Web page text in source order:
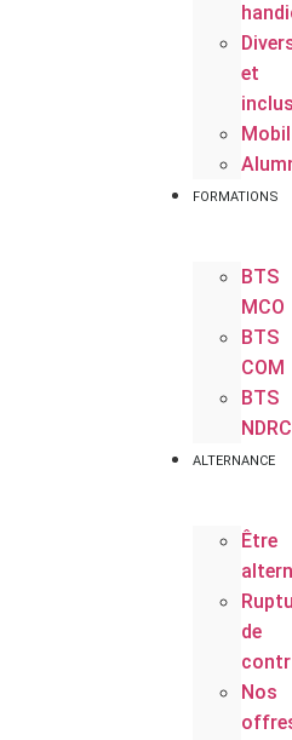
et
FORMATIONS
BTS
MCO
BTS
COM
BTS
NDRC
ALTERNANCE
Être
de
Nos